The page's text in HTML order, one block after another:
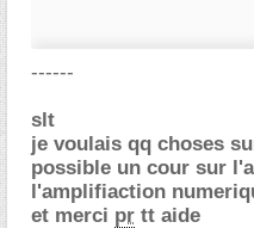
------
slt
je voulais qq choses
possible un cour sur
l'amplifiaction
et merci pr tt aide